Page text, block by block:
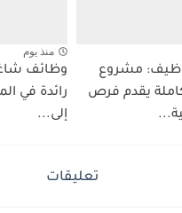
مشروع
يقدم فرص
منذ يوم
وظائف
رائدة في
إلى...
تعليقات